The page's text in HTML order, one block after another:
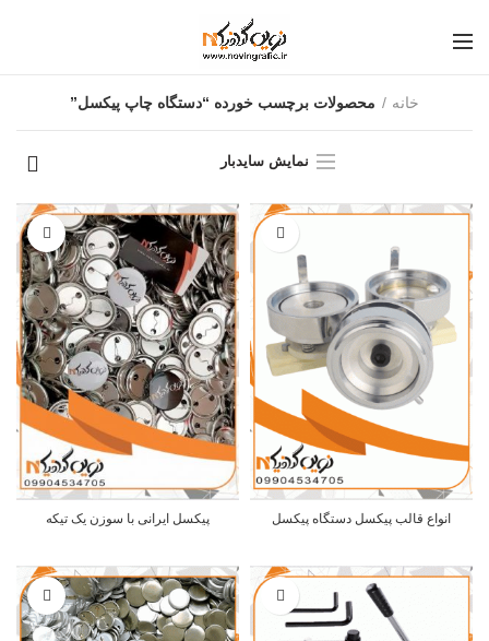
خانه محصولات برچسب خورده “دستگاه چاپ پیکسل”
نمایش سایدبار
انواع قالب پیکسل دستگاه پیکسل پیکسل ایرانی با سوزن یک تیکه